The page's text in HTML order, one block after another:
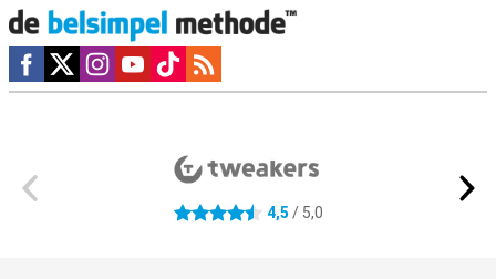
Social media
4.5 sterren 4,5 / 5,0